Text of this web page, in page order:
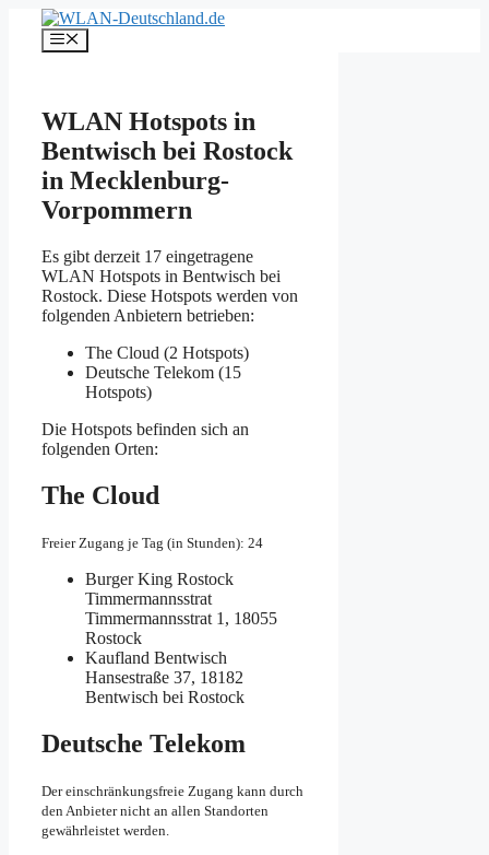
Inhalt
springen
Menü
WLAN Hotspots in
Bentwisch bei Rostock
in Mecklenburg-
Vorpommern
Es gibt derzeit 17 eingetragene
WLAN Hotspots in Bentwisch bei
Rostock. Diese Hotspots werden von
folgenden Anbietern betrieben:
The Cloud (2 Hotspots)
Deutsche Telekom (15
Hotspots)
Die Hotspots befinden sich an
folgenden Orten:
The Cloud
Freier Zugang je Tag (in Stunden): 24
Burger King Rostock
Timmermannsstrat
Timmermannsstrat 1, 18055
Rostock
Kaufland Bentwisch
Hansestraße 37, 18182
Bentwisch bei Rostock
Deutsche Telekom
Der einschränkungsfreie Zugang kann durch
den Anbieter nicht an allen Standorten
gewährleistet werden.